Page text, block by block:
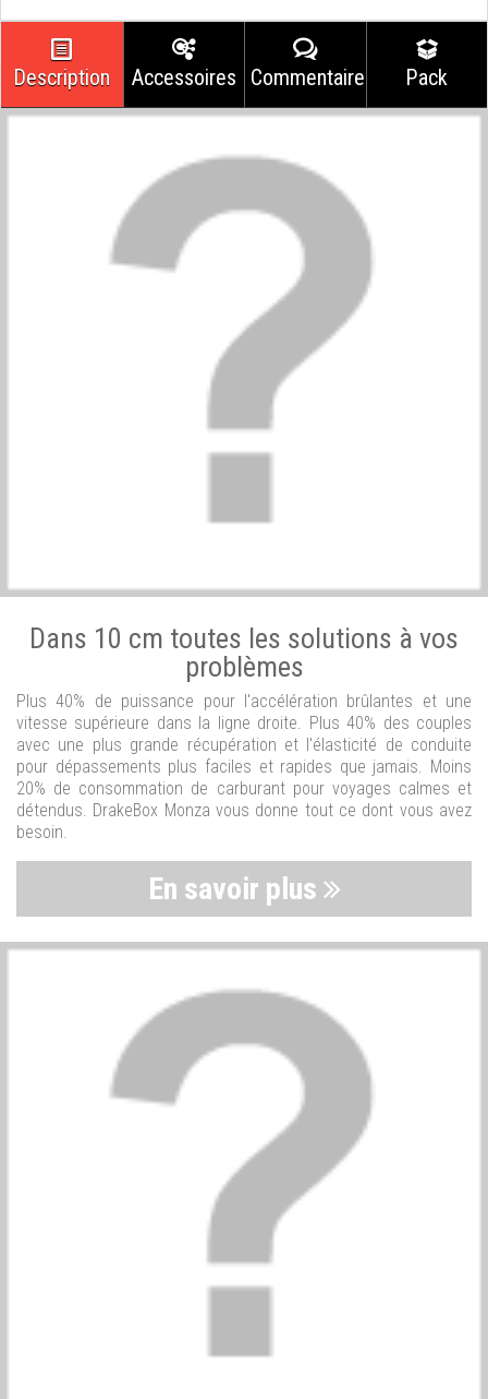
Description Accessoires Commentaires Pack
Dans 10 cm toutes les solutions à vos
problèmes
Plus 40% de puissance pour l'accélération brûlantes et une
vitesse supérieure dans la ligne droite. Plus 40% des couples
avec une plus grande récupération et l'élasticité de conduite
pour dépassements plus faciles et rapides que jamais. Moins
20% de consommation de carburant pour voyages calmes et
détendus. DrakeBox Monza vous donne tout ce dont vous avez
besoin.
En savoir plus